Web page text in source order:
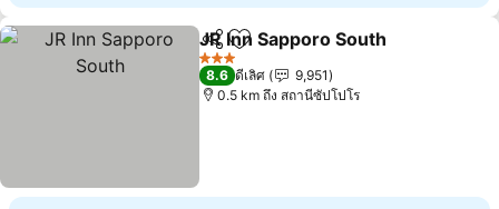
แชร์ เพิ่มในรายการโปรด
JR Inn Sapporo South
3 ดาว
8.6 ดีเลิศ
9,951
0.5 km ถึง สถานีซัปโปโร